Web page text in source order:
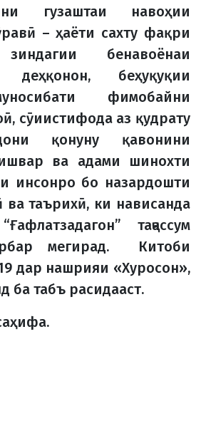
гузаштаи навоҳии
– ҳаёти сахту фақри
бенавоёнаи
деҳқонон, беҳуқуқии
фимобайни
сӯиистифода аз қудрату
қонуну қавонини
ва адами шинохти
инсонро бо назардошти
ва таърихӣ, ки нависанда
таҷассум
мегирад. Китоби
дар нашрияи «Хуросон»,
ба табъ расидааст.